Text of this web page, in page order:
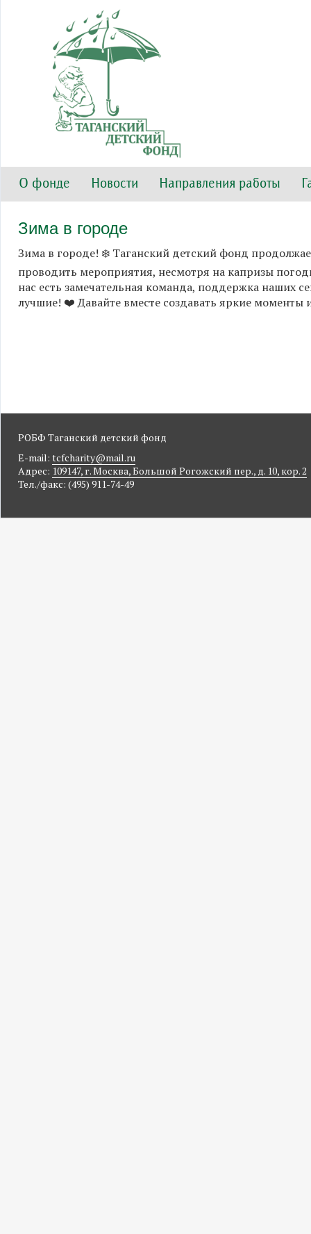
О фонде Новости Направления работы
Зима в городе
Зима в городе! ❄️ Таганский детский фонд
проводить мероприятия, несмотря на капризы
нас есть замечательная команда, поддержка наших
лучшие! ❤️ Давайте вместе создавать яркие
РОБФ Таганский детский фонд
E-mail: tcfcharity@mail.ru
Адрес: 109147, г. Москва, Большой Рогожский пер., д. 10, кор. 2
Тел./факс: (495) 911-74-49